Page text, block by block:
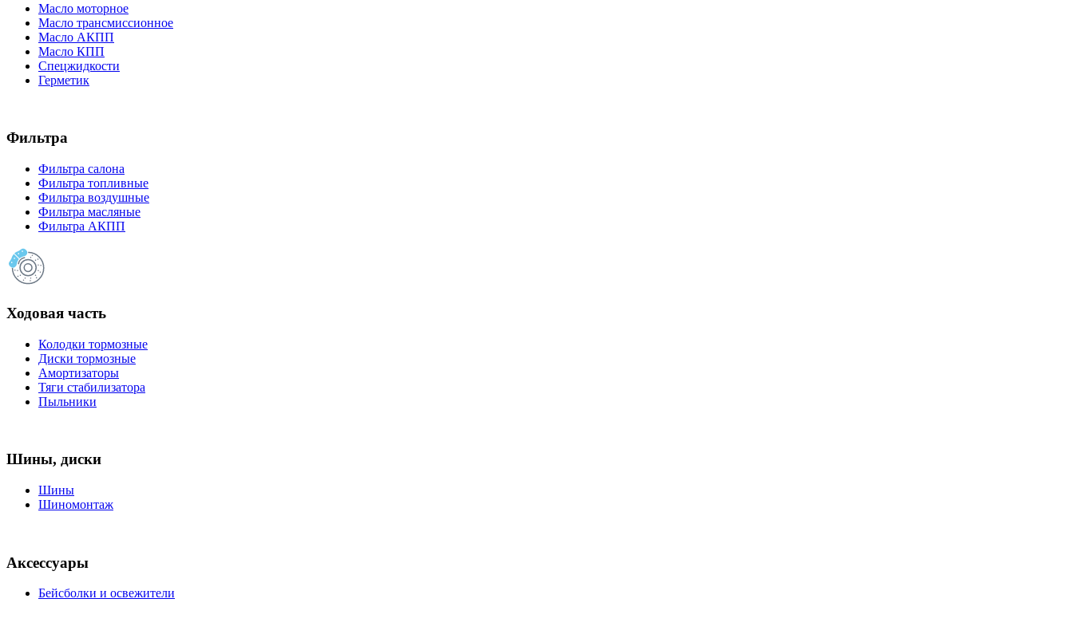
Масло моторное
Масло трансмиссионное
Масло АКПП
Масло КПП
Спецжидкости
Герметик
Фильтра
Фильтра салона
Фильтра топливные
Фильтра воздушные
Фильтра масляные
Фильтра АКПП
Ходовая часть
Колодки тормозные
Диски тормозные
Амортизаторы
Тяги стабилизатора
Пыльники
Шины, диски
Шины
Шиномонтаж
Аксессуары
Бейсболки и освежители